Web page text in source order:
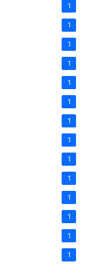
1
1
1
1
1
1
1
1
1
1
1
1
1
1